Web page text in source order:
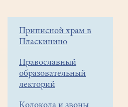
Боковое
меню
Приписной храм в
Пласкинино
Православный
образовательный
лекторий